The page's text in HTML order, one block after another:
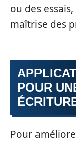
ou des
maîtrise des
POUR
Pour